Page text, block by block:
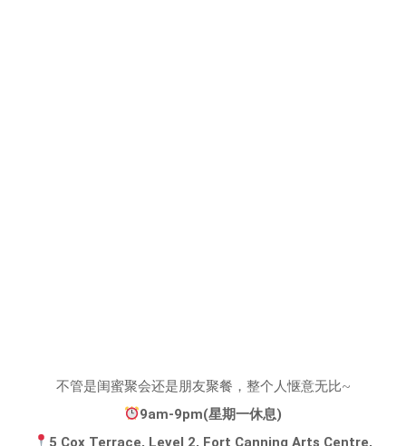
不管是闺蜜聚会还是朋友聚餐，整个人惬意无比~
9am-9pm(星期一休息)
5 Cox Terrace, Level 2, Fort Canning Arts Centre,